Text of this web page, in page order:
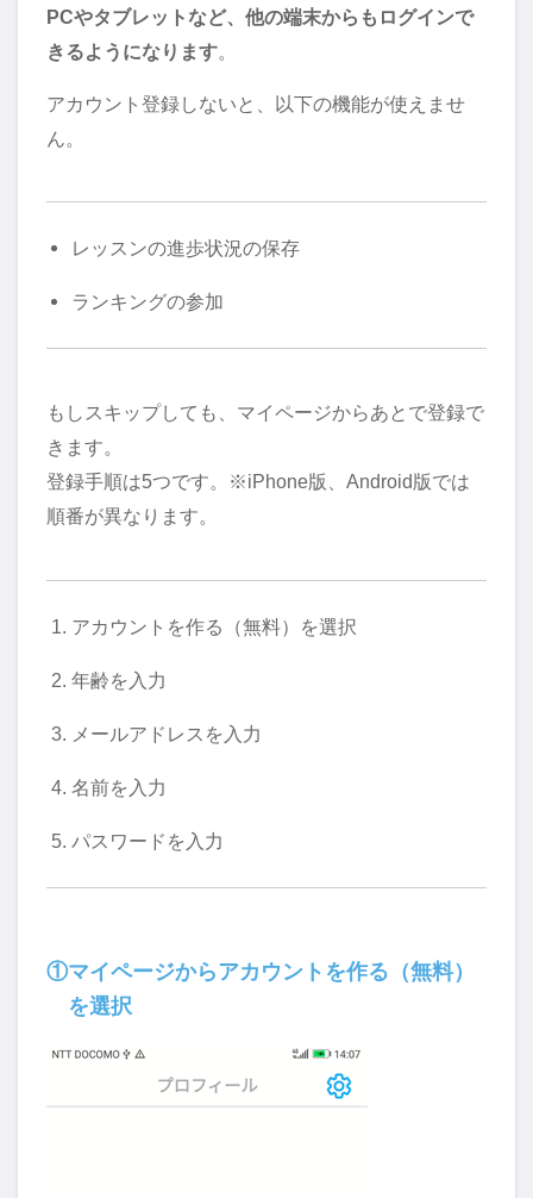
PCやタブレットなど、他の端末からもログインで
きるようになります。
アカウント登録しないと、以下の機能が使えませ
ん。
レッスンの進歩状況の保存
ランキングの参加
もしスキップしても、マイページからあとで登録で
きます。
登録手順は5つです。※iPhone版、Android版では
順番が異なります。
アカウントを作る（無料）を選択
年齢を入力
メールアドレスを入力
名前を入力
パスワードを入力
①マイページからアカウントを作る（無料）
を選択